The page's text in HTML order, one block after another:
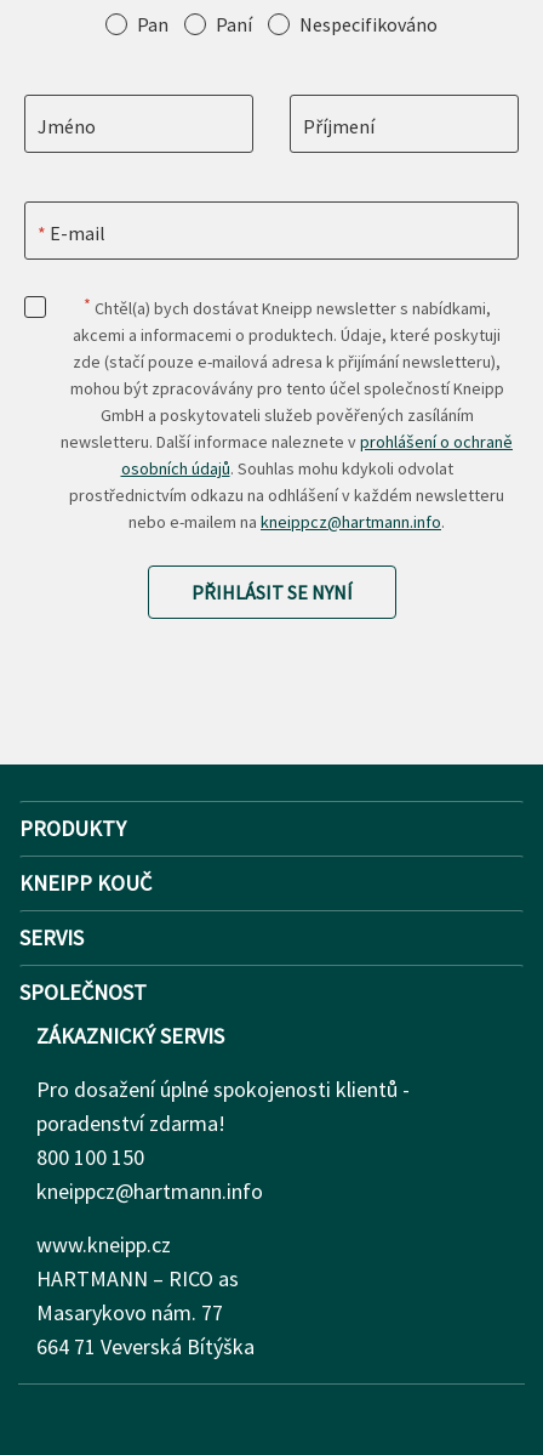
Oslovení Pan Paní Nespecifikováno
Jméno Příjmení
E-mail
* Chtěl(a) bych dostávat Kneipp newsletter s nabídkami,
akcemi a informacemi o produktech. Údaje, které poskytuji
zde (stačí pouze e-mailová adresa k přijímání newsletteru),
mohou být zpracovávány pro tento účel společností Kneipp
GmbH a poskytovateli služeb pověřených zasíláním
newsletteru. Další informace naleznete vprohlášení o ochraně
osobních údajů. Souhlas mohu kdykoli odvolat
prostřednictvím odkazu na odhlášení v každém newsletteru
nebo e-mailem na kneippcz@hartmann.info.
PŘIHLÁSIT SE NYNÍ
PRODUKTY
KNEIPP KOUČ
SERVIS
SPOLEČNOST
ZÁKAZNICKÝ SERVIS
Pro dosažení úplné spokojenosti klientů -
poradenství zdarma!
800 100 150
kneippcz@hartmann.info
www.kneipp.cz
HARTMANN – RICO as
Masarykovo nám. 77
664 71 Veverská Bítýška